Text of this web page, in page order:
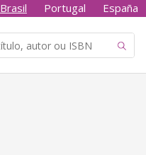
Brasil Portugal España